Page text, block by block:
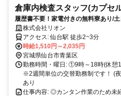
倉庫内検査スタッフ(カプセ
履歴書不要！家電付きの無料寮あり/
株式会社リオン
アクセス: 仙台駅 徒歩2~3分
時給1,510円～2,035円
宮城県仙台市青葉区
勤務時間・曜日: ①9時～18時(休
※2週間単位の交替勤務制です！ (
あり
仕事内容: ◎カンタン作業のため未